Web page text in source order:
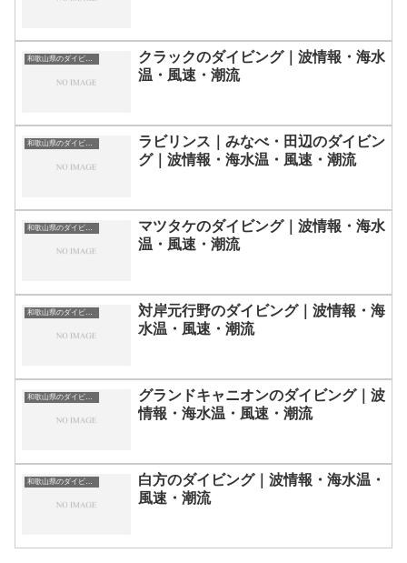
和歌山県のダイビングスポット・ポイント一覧
クラックのダイビング｜波情報・海水
温・風速・潮流
和歌山県のダイビングスポット・ポイント一覧
ラビリンス｜みなべ・田辺のダイビン
グ｜波情報・海水温・風速・潮流
和歌山県のダイビングスポット・ポイント一覧
マツタケのダイビング｜波情報・海水
温・風速・潮流
和歌山県のダイビングスポット・ポイント一覧
対岸元行野のダイビング｜波情報・海
水温・風速・潮流
和歌山県のダイビングスポット・ポイント一覧
グランドキャニオンのダイビング｜波
情報・海水温・風速・潮流
和歌山県のダイビングスポット・ポイント一覧
白方のダイビング｜波情報・海水温・
風速・潮流